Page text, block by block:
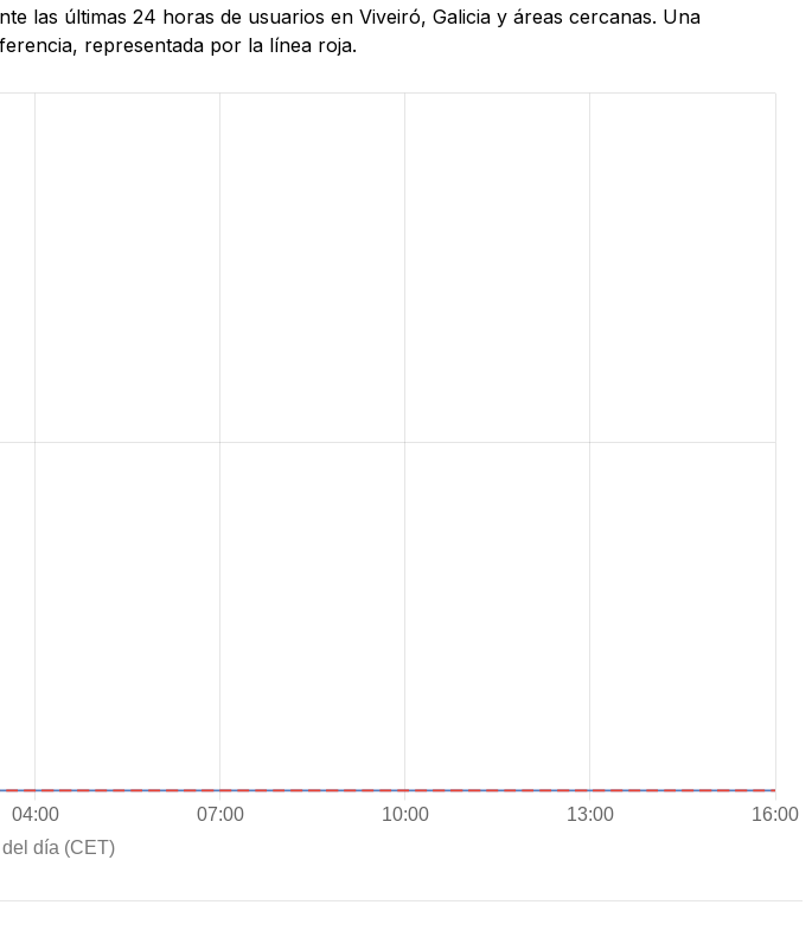
las últimas 24 horas de usuarios en Viveiró, Galicia y áreas cercanas. Una
representada por la línea roja.